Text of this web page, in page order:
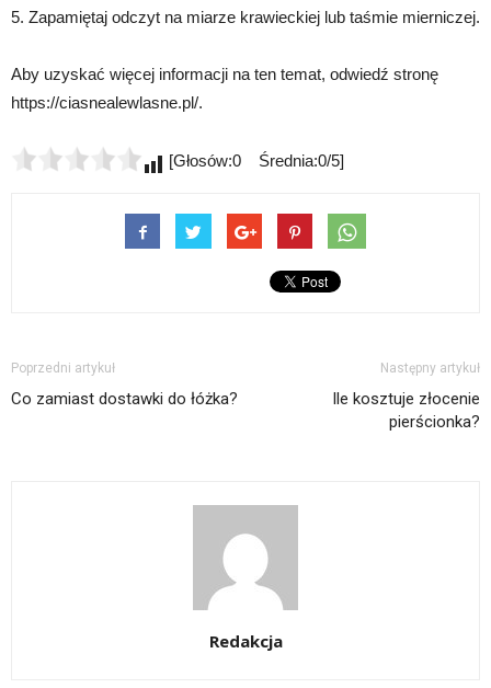
5. Zapamiętaj odczyt na miarze krawieckiej lub taśmie mierniczej.
Aby uzyskać więcej informacji na ten temat, odwiedź stronę
https://ciasnealewlasne.pl/.
[Głosów:0 Średnia:0/5]
Poprzedni artykuł
Co zamiast dostawki do łóżka?
Następny artykuł
Ile kosztuje złocenie
pierścionka?
Redakcja